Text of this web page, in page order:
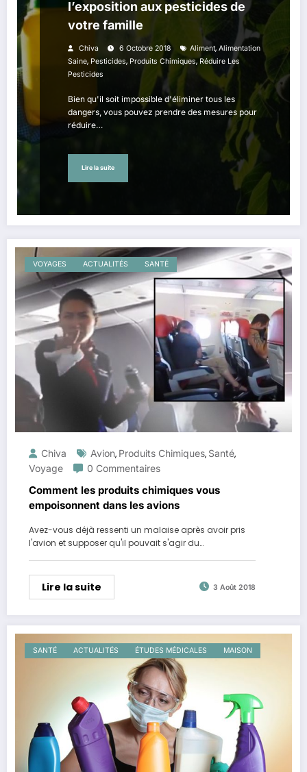
l’exposition aux pesticides de
votre famille
Chiva 6 Octobre 2018 Aliment, Alimentation
Saine, Pesticides, Produits Chimiques,Réduire Les
Pesticides
Bien qu'il soit impossible d'éliminer tous les
dangers, vous pouvez prendre des mesures pour
réduire…
Lire la suite
VOYAGES ACTUALITÉS SANTÉ
Chiva Avion, Produits Chimiques, Santé,
Voyage
0 Commentaires
Comment les produits chimiques vous
empoisonnent dans les avions
Avez-vous déjà ressenti un malaise après avoir pris
l'avion et supposer qu'il pouvait s'agir du…
Lire la suite 3 Août 2018
SANTÉ ACTUALITÉS ÉTUDES MÉDICALES MAISON